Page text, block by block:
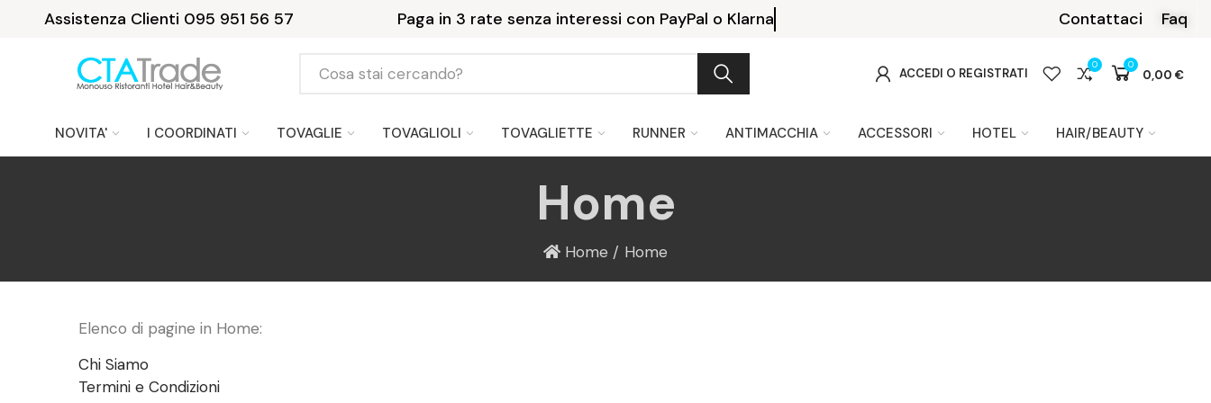
Assistenza Clienti 095 951 56 57 Paga in 3 rate senza interessi con PayPal o Klarna Contattaci Faq
ACCEDI O REGISTRATI
0 0
0,00 €
NOVITA' I COORDINATI TOVAGLIE TOVAGLIOLI TOVAGLIETTE RUNNER ANTIMACCHIA ACCESSORI HOTEL HAIR/BEAUTY
Home
Home Home
Elenco di pagine in Home:
Chi Siamo
Termini e Condizioni